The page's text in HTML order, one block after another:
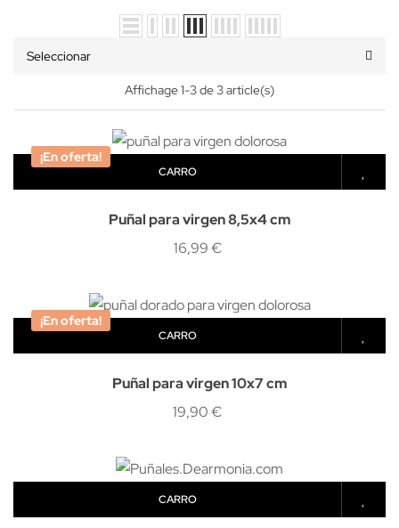
Seleccionar
Affichage 1-3 de 3 article(s)
¡En oferta!
CARRO
Puñal para virgen 8,5x4 cm
16,99 €
¡En oferta!
CARRO
Puñal para virgen 10x7 cm
19,90 €
CARRO